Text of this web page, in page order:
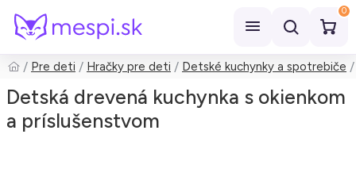
0
Hľadať
Pre deti Hračky pre deti Detské kuchynky a spotrebiče
Detská drevená kuchynka s okienkom
a príslušenstvom